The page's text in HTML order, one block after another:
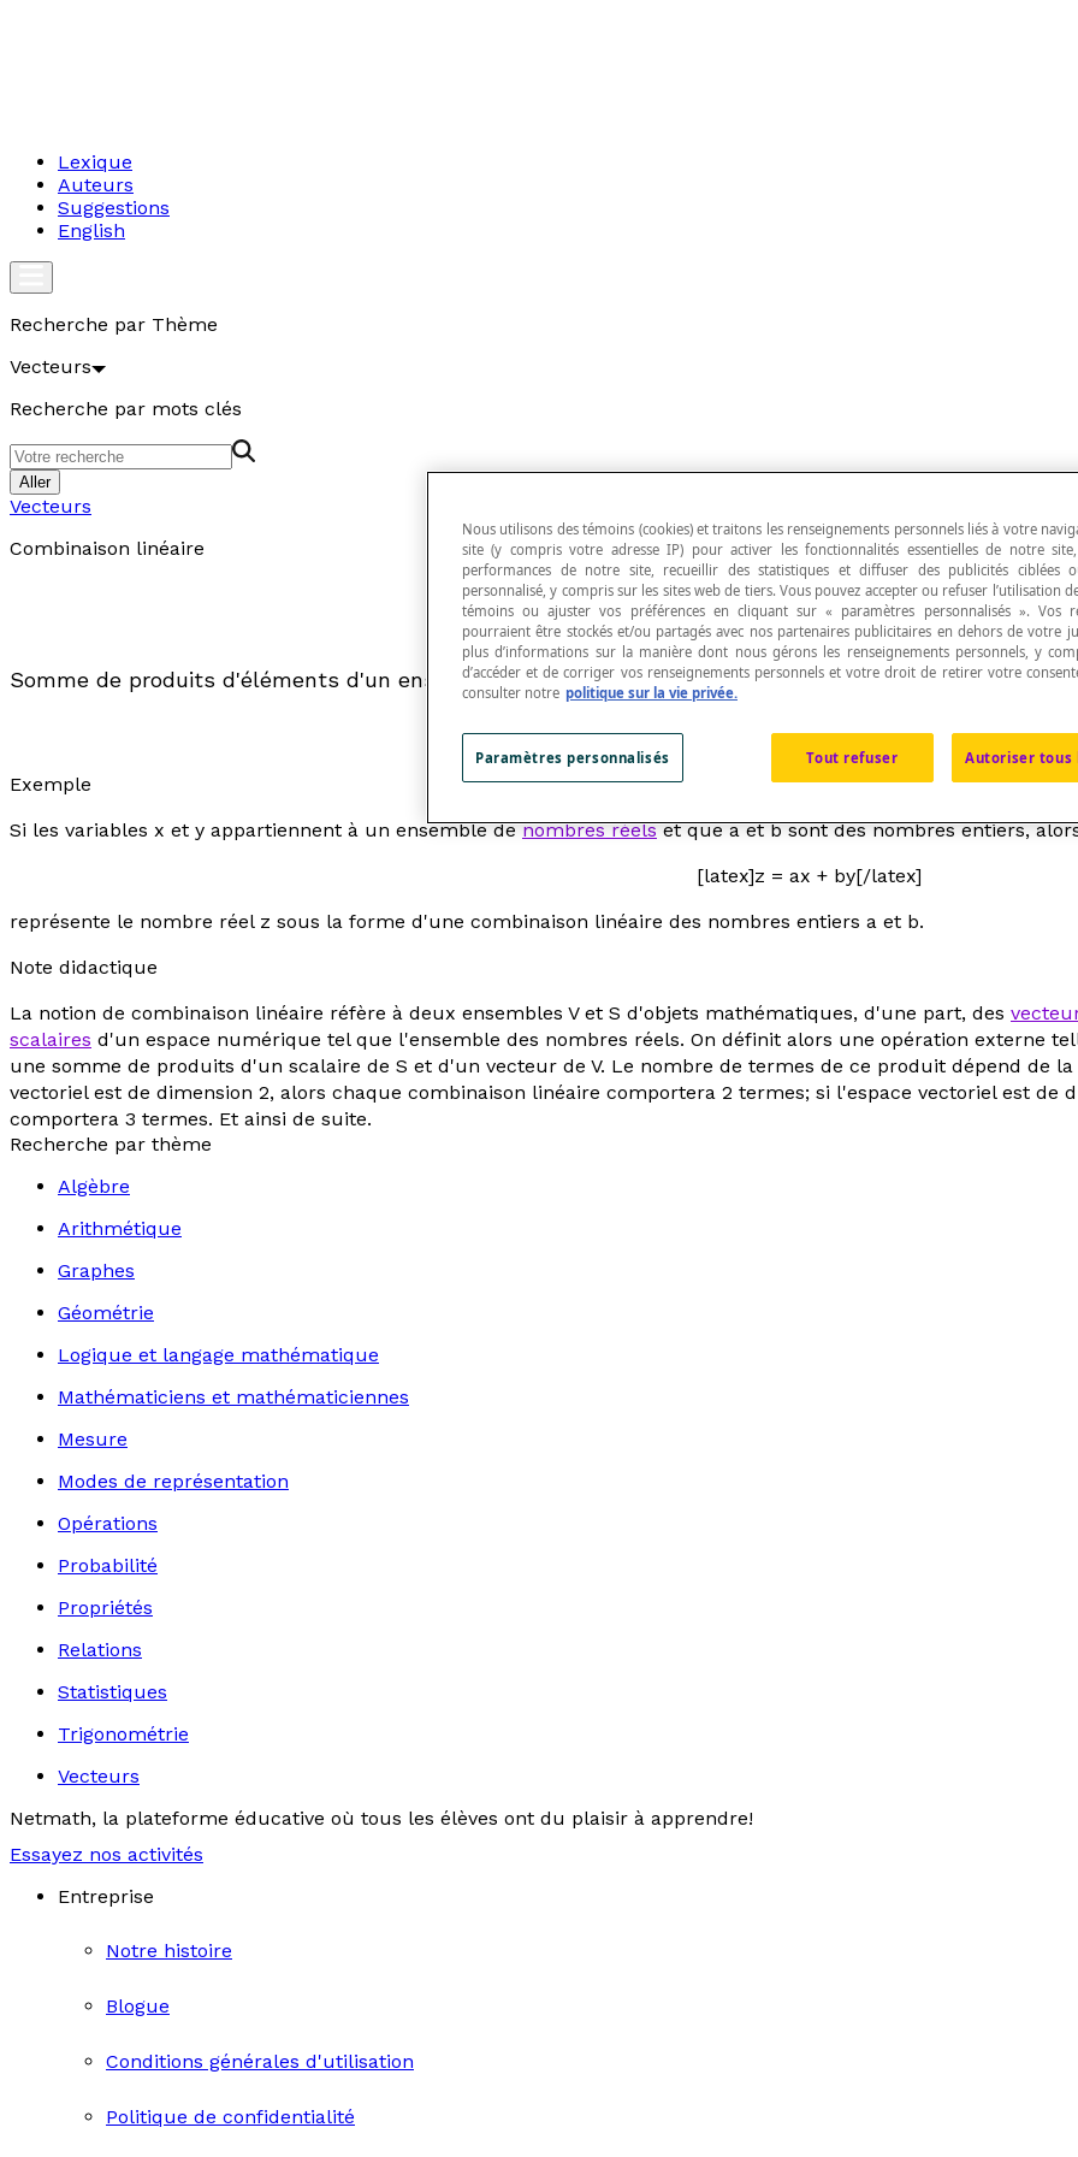
Lexique
Auteurs
Suggestions
English
Recherche par Thème
Vecteurs
Recherche par mots clés
Aller
Vecteurs
Combinaison linéaire
Somme de produits d'éléments d'un ensemble V d'objets mathématiques par des éléments d'un
Exemple
Si les variables x et y appartiennent à un ensemble denombres réelset queaetbsont des nombres entiers,
[latex]z = ax + by[/latex]
représente le nombre réel z sous la forme d'une combinaison linéaire des nombres entiers a et b.
Note didactique
La notion de combinaison linéaire réfère à deux ensembles V et S d'objets mathématiques, d'une part, des
scalaires d'un espace numérique tel que l'ensemble des nombres réels. On définit alors une opération externe
une somme de produits d'un scalaire de S et d'un vecteur de V. Le nombre de termes de ce produit dépend de
vectoriel est de dimension 2, alors chaque combinaison linéaire comportera 2 termes; si l'espace vectoriel est de
comportera 3 termes. Et ainsi de suite.
Recherche par thème
Algèbre
Arithmétique
Graphes
Géométrie
Logique et langage mathématique
Mathématiciens et mathématiciennes
Mesure
Modes de représentation
Opérations
Probabilité
Propriétés
Relations
Statistiques
Trigonométrie
Vecteurs
Netmath, la plateforme éducative où tous les élèves ont du plaisir à apprendre!
Essayez nos activités
Entreprise
Notre histoire
Blogue
Conditions générales d'utilisation
Politique de confidentialité
Nous utilisons des témoins (cookies) et traitons les renseignements personnels liés à votre
site (y compris votre adresse IP) pour activer les fonctionnalités essentielles de notre
performances de notre site, recueillir des statistiques et diffuser des publicités ciblées
personnalisé, y compris sur les sites web de tiers. Vous pouvez accepter ou refuser l’utilisation
témoins ou ajuster vos préférences en cliquant sur « paramètres personnalisés ». Vos
pourraient être stockés et/ou partagés avec nos partenaires publicitaires en dehors de votre
plus d’informations sur la manière dont nous gérons les renseignements personnels, y
d’accéder et de corriger vos renseignements personnels et votre droit de retirer votre
consulter notre politique sur la vie privée.
Tout refuser Autoriser tous
Paramètres personnalisés